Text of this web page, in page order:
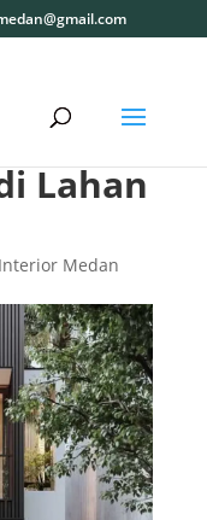
Lahan
Interior Medan